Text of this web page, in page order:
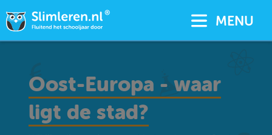
MENU
Oost-Europa - waar
ligt de stad?